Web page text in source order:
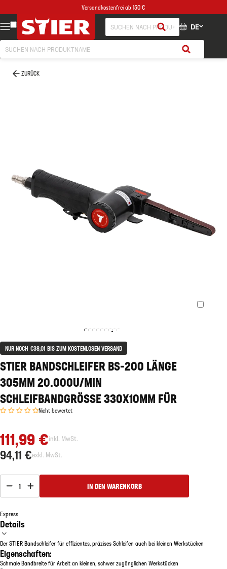
Versandkostenfrei ab 150 €
DE
ZURÜCK
NUR NOCH €38,01 BIS ZUM KOSTENLOSEN VERSAND
STIER BANDSCHLEIFER BS-200 LÄNGE
305MM 20.000U/MIN
SCHLEIFBANDGRÖSSE 330X10MM FÜR
Nicht bewertet
111,99 €inkl. MwSt.
94,11 €exkl. MwSt.
1 IN DEN WARENKORB
Express
Details
Der STIER Bandschleifer für effizientes, präzises Schleifen auch bei kleinen Werkstücken
Eigenschaften:
Schmale Bandbreite für Arbeit an kleinen, schwer zugänglichen Werkstücken